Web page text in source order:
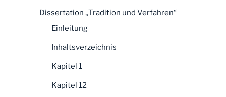
Dissertation „Tradition und Verfahren“
Einleitung
Inhaltsverzeichnis
Kapitel 1
Kapitel 12